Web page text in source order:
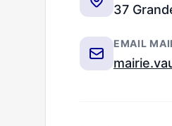
37
EMAIL